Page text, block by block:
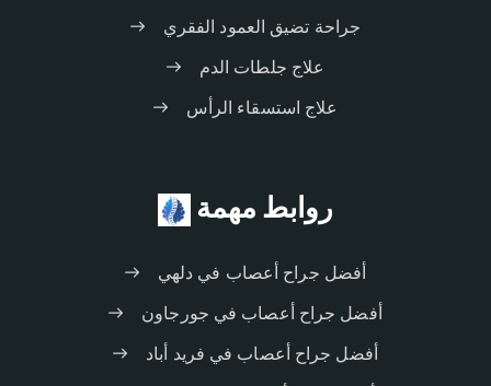
جراحة تضيق العمود الفقري
علاج جلطات الدم
علاج استسقاء الرأس
روابط مهمة
أفضل جراح أعصاب في دلهي
أفضل جراح أعصاب في جورجاون
أفضل جراح أعصاب في فريد أباد